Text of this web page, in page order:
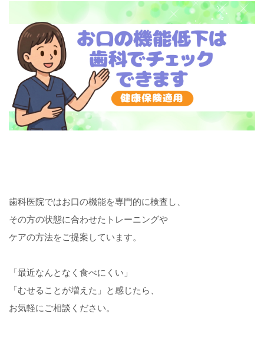
歯科医院ではお口の機能を専門的に検査し、
その方の状態に合わせたトレーニングや
ケアの方法をご提案しています。
「最近なんとなく食べにくい」
「むせることが増えた」 と感じたら、
お気軽にご相談ください。